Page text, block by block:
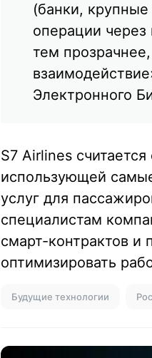
(банки,
операции через
тем
Электронного
S7 Airlines
использующей
услуг для
специалистам
смарт-контрактов и
оптимизировать
Будущие технологии